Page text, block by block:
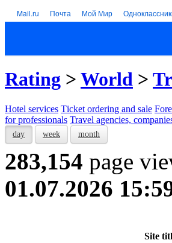
Mail.ru Почта Мой Мир
Rating > World >
Hotel services Тicket ordering and sale
for professionals Travel agencies,
day week month
283,154 page
01.07.2026
Site